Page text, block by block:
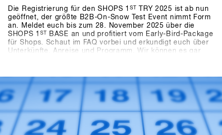
Die Registrierung für den SHOPS 1ST
TRY 2025 ist ab nun
geöffnet, der größte B2B-On-Snow Test Event nimmt Form
an. Meldet euch bis zum 28. November 2025 über die
SHOPS 1 ST
BASE an und profitiert vom Early-Bird-Package
für Shops. Schaut im FAQ vorbei und erkundigt euch über
Unterkünfte, Anreise und Programm. Wir können es gar